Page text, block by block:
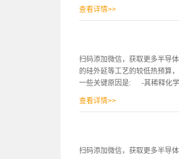
小。因此，在选择阀门时，需
他面可能只是因为表面重建而
最小蚀刻率的形状和从各向同
的实验结果来支持这里给出的
HF：HN03：...
查看详情>>
扫码添加微信，获取更多半导
的硅外延等工艺的较低热预算
一些关键原因是: -其稀释化学
酸、硫酸、氢氟酸和过氧化氢
查看详情>>
扫码添加微信，获取更多半导